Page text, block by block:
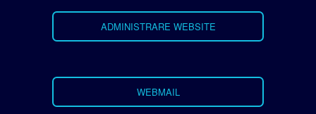
ADMINISTRARE WEBSITE
WEBMAIL